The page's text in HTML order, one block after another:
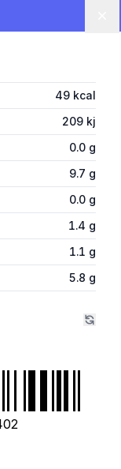
240g Kims'
49 kcal
209 kj
0.0 g
9.7 g
0.0 g
1.4 g
1.1 g
5.8 g